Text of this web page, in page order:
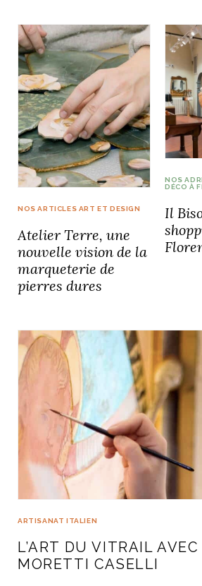
NOS ARTICLES ART ET
Burano, la
de tous les
superlatifs
du
Notre palette
Virtuosa Venezia
ART ET DESIGN
NOS ARTICLES ART ET DESIGN
Atelier Terre, une
nouvelle vision de la
marqueterie de
pierres dures
NOS
DÉCO À
Il
ARTISANAT ITALIEN
L’ART DU VITRAIL
MORETTI CASELLI